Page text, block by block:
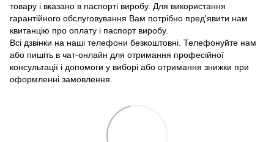
товару і вказано в паспорті виробу. Для використання
гарантійного обслуговування Вам потрібно пред'явити нам
квитанцію про оплату і паспорт виробу.
Всі дзвінки на наші телефони безкоштовні. Телефонуйте нам
або пишіть в чат-онлайн для отримання професійної
консультації і допомоги у виборі або отримання знижки при
оформленні замовлення.